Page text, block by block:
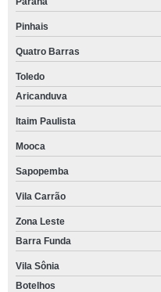
Pinhais
Quatro Barras
Toledo
Aricanduva
Itaim Paulista
Mooca
Sapopemba
Vila Carrão
Zona Leste
Barra Funda
Vila Sônia
Botelhos